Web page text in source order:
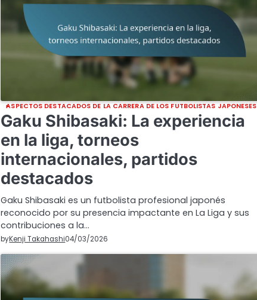
ASPECTOS DESTACADOS DE LA CARRERA DE LOS FUTBOLISTAS JAPONESES
Gaku Shibasaki: La experiencia
en la liga, torneos
internacionales, partidos
destacados
Gaku Shibasaki es un futbolista profesional japonés
reconocido por su presencia impactante en La Liga y sus
contribuciones a la…
byKenji Takahashi04/03/2026